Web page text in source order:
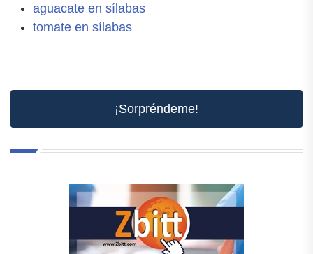
aguacate en sílabas
tomate en sílabas
¡Sorpréndeme!